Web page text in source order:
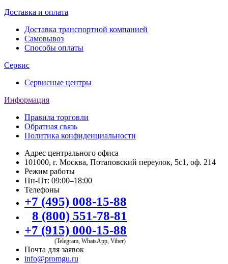
Доставка и оплата
Доставка транспортной компанией
Самовывоз
Способы оплаты
Сервис
Сервисные центры
Информация
Правила торговли
Обратная связь
Политика конфиденциальности
Адрес центрального офиса
101000, г. Москва, Потаповский переулок, 5с1, оф. 214
Режим работы
Пн-Пт: 09:00–18:00
Телефоны
+7 (495) 008-15-88
8 (800) 551-78-81
+7 (915) 000-15-88
(Telegram, WhatsApp, Viber)
Почта для заявок
info@promgu.ru